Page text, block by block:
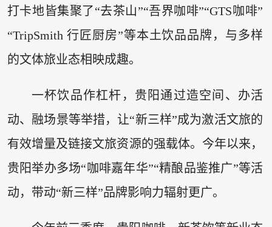
打卡地皆集聚了“去茶山”“吾界咖啡”“GTS咖啡”
“TripSmith 行匠厨房”等本土饮品品牌，与多样
的文体旅业态相映成趣。
一杯饮品作杠杆，贵阳通过造空间、办活
动、融场景等举措，让“新三样”成为激活文旅的
有效增量及链接文旅资源的强载体。今年以来，
贵阳举办多场“咖啡嘉年华”“精酿品鉴推广”等活
动，带动“新三样”品牌影响力辐射更广。